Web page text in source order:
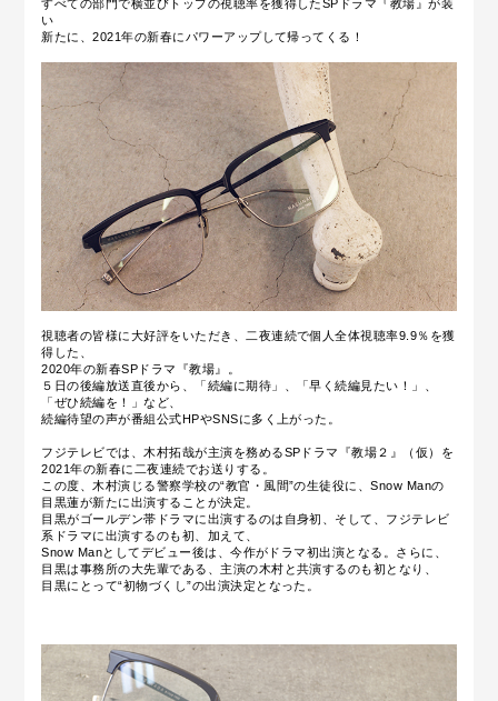
すべての部門で横並びトップの視聴率を獲得したSPドラマ『教場』が装
い
新たに、2021年の新春にパワーアップして帰ってくる！
視聴者の皆様に大好評をいただき、二夜連続で個人全体視聴率9.9％を獲
得した、
2020年の新春SPドラマ『教場』。
５日の後編放送直後から、「続編に期待」、「早く続編見たい！」、
「ぜひ続編を！」など、
続編待望の声が番組公式HPやSNSに多く上がった。
フジテレビでは、木村拓哉が主演を務めるSPドラマ『教場２』（仮）を
2021年の新春に二夜連続でお送りする。
この度、木村演じる警察学校の“教官・風間”の生徒役に、Snow Manの
目黒蓮が新たに出演することが決定。
目黒がゴールデン帯ドラマに出演するのは自身初、そして、フジテレビ
系ドラマに出演するのも初、加えて、
Snow Manとしてデビュー後は、今作がドラマ初出演となる。さらに、
目黒は事務所の大先輩である、主演の木村と共演するのも初となり、
目黒にとって“初物づくし”の出演決定となった。